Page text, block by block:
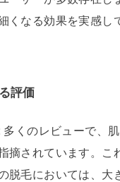
くなる効果を実感し
評価
多くのレビューで、
摘されています。こ
脱毛においては、大